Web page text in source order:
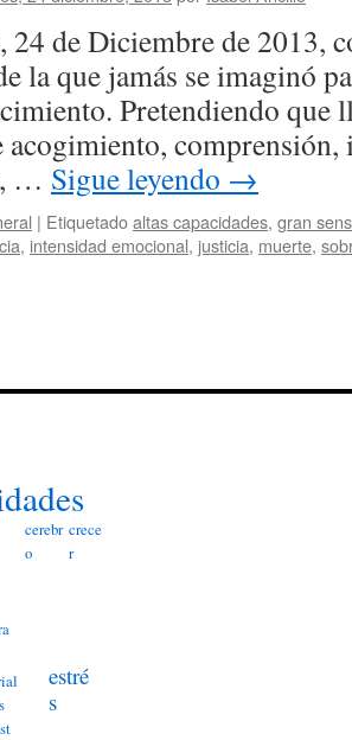
24 de Diciembre de 2013,
la que jamás se imaginó
Pretendiendo que
acogimiento, comprensión,
… Sigue leyendo →
| Etiquetadoaltas capacidades, gran
, intensidad emocional, justicia, muerte,
cerebr
o
crece
r
estré
s